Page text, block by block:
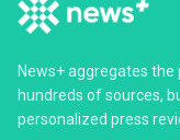
News+ aggregates
hundreds of sources,
personalized press